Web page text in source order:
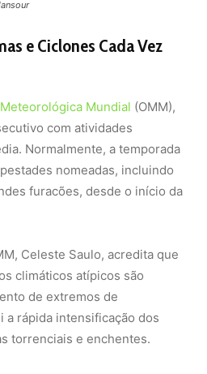
climáticos atípicos são
a rápida intensificação dos
torrenciais e enchentes.